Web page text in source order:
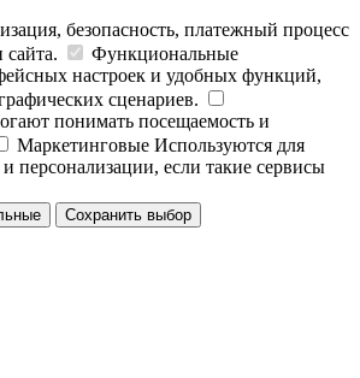
безопасность, платежный процесс
сайта.
Функциональные
настроек и удобных функций,
сценариев.
понимать посещаемость и
Маркетинговые Используются для
персонализации, если такие сервисы
Сохранить выбор